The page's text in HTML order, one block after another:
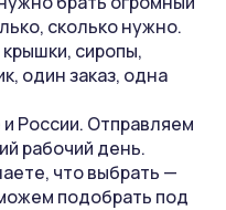
сколько нужно.
сиропы,
один заказ, одна
России. Отправляем
рабочий день.
что выбрать —
подобрать под